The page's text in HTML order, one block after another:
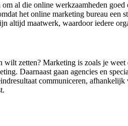
al die online werkzaamheden
het online marketing bureau
altijd maatwerk, waardoor iedere
zetten? Marketing is zoals je
Daarnaast gaan agencies en
communiceren,